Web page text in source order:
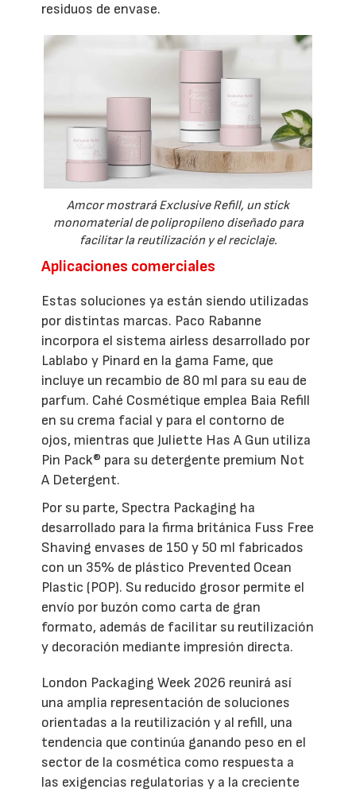
residuos de envase.
Amcor mostrará Exclusive Refill, un stick
monomaterial de polipropileno diseñado para
facilitar la reutilización y el reciclaje.
Aplicaciones comerciales
Estas soluciones ya están siendo utilizadas
por distintas marcas. Paco Rabanne
incorpora el sistema airless desarrollado por
Lablabo y Pinard en la gama Fame, que
incluye un recambio de 80 ml para su eau de
parfum. Cahé Cosmétique emplea Baia Refill
en su crema facial y para el contorno de
ojos, mientras que Juliette Has A Gun utiliza
Pin Pack® para su detergente premium Not
A Detergent.
Por su parte, Spectra Packaging ha
desarrollado para la firma británica Fuss Free
Shaving envases de 150 y 50 ml fabricados
con un 35% de plástico Prevented Ocean
Plastic (POP). Su reducido grosor permite el
envío por buzón como carta de gran
formato, además de facilitar su reutilización
y decoración mediante impresión directa.
London Packaging Week 2026 reunirá así
una amplia representación de soluciones
orientadas a la reutilización y al refill, una
tendencia que continúa ganando peso en el
sector de la cosmética como respuesta a
las exigencias regulatorias y a la creciente